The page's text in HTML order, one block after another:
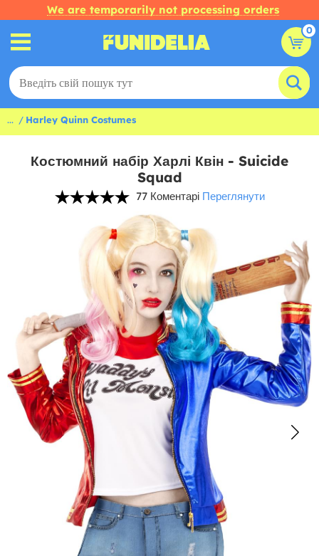
We are temporarily not processing orders
0
... Harley Quinn Costumes
Костюмний набір Харлі Квін - Suicide
Squad
77 Коментарі Переглянути